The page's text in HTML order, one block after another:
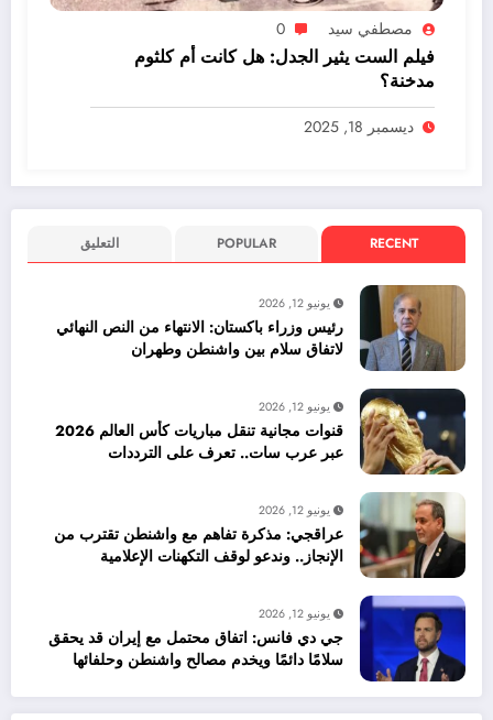
مصطفي سيد 0
فيلم الست يثير الجدل: هل كانت أم كلثوم
مدخنة؟
ديسمبر 18, 2025
RECENT
POPULAR التعليق
يونيو 12, 2026
رئيس وزراء باكستان: الانتهاء من النص النهائي
لاتفاق سلام بين واشنطن وطهران
يونيو 12, 2026
قنوات مجانية تنقل مباريات كأس العالم 2026
عبر عرب سات.. تعرف على الترددات
يونيو 12, 2026
عراقجي: مذكرة تفاهم مع واشنطن تقترب من
الإنجاز.. وندعو لوقف التكهنات الإعلامية
يونيو 12, 2026
جي دي فانس: اتفاق محتمل مع إيران قد يحقق
سلامًا دائمًا ويخدم مصالح واشنطن وحلفائها